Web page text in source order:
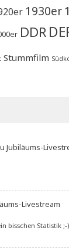
1930er
DDR
Stummfilm
Jubiläums-
Livestream
bisschen Statistik ;-)